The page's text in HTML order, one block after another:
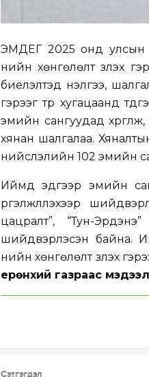
ЭМДЕГ 2025 онд улсын
үнийн хөнгөлөлт
биелэлтэд үнэлгээ,
гэрээг түр хугацаанд
эмийн сангуудад
хянан шалгалаа.
нийслэлийн 102 эмийн
Иймд эдгээр эмийн
үргэлжлүүлэхээр
цацралт”, “Тун-
шийдвэрлэсэн байна.
үнийн хөнгөлөлт үзүүлэх
ерөнхий газраас
Сэтгэгдэл